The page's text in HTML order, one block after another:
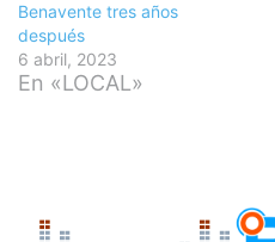
Benavente tres años
después
6 abril, 2023
En «LOCAL»